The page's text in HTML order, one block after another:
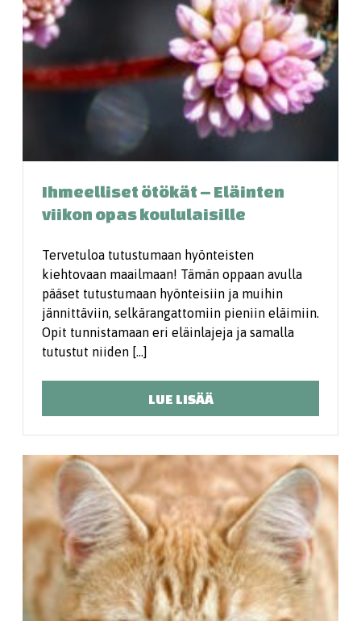
Ihmeelliset ötökät – Eläinten
viikon opas koululaisille
Tervetuloa ­tutustumaan hyönteisten
kiehtovaan maailmaan! Tämän oppaan avulla
pääset tutustumaan hyönteisiin ja muihin
jännittäviin, selkärangattomiin pieniin eläimiin.
Opit tunnistamaan eri eläinlajeja ja samalla
tutustut niiden […]
LUE LISÄÄ